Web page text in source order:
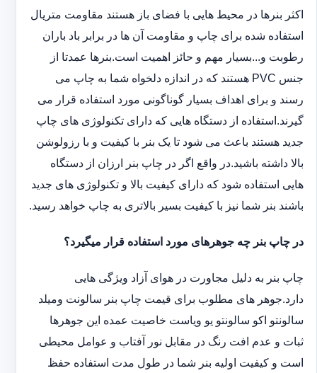
اکثر بنرها در محیط هایی با فضای باز هستند مقاومت متریال
استفاده شده برای چاپ و مقاومت آن ها در برابر باد باران
رطوبت و...بسیار مهم و حائز اهمیت است.بنرها عمدتا از
جنس PVC هستند که در اندازه دلخواه شما به چاپ می
رسند و برای اهداف بسیار گوناگونی مورد استفاده قرار می
گیرند.استفاده از دستگاه هایی که دارای تکنولوژی های چاپ
جدید هستند باعث می شود تا یک بنر با کیفیت و با رزولوشن
بالا داشته باشید.در واقع اگر در چاپ بنر ارزان از دستگاه
هایی استفاده شود که دارای کیفیت بالا و تکنولوژی های جدید
باشند بنر شما نیز با کیفیت بسیر بالاتری به چاپ خواهد رسید.
در چاپ بنر چه جوهرهای مورد استفاده قرار میگیرد؟
چاپ بنر به دلیل مجاورت در هوای آزاد ویژگی هایی
دارد.جوهر های مطلوب برای قیمت چاپ بنر سالونت ‏و‏‏میلد
سالونت‎و ‎‏اکو سالونت‎‎‏و یو وی‎‏است خاصیت عمده این ‏جوهرها
ثبات و عدم افت رنگ در مقابل نور آفتاب و عوامل محیطی
است و کیفیت اولیه بنر شما در طول مدت استفاده حفظ